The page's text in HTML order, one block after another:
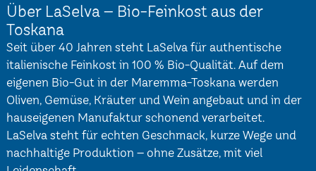
Über LaSelva – Bio-Feinkost aus der
Toskana
Seit über 40 Jahren steht LaSelva für authentische
italienische Feinkost in 100 % Bio-Qualität. Auf dem
eigenen Bio-Gut in der Maremma-Toskana werden
Oliven, Gemüse, Kräuter und Wein angebaut und in der
hauseigenen Manufaktur schonend verarbeitet.
LaSelva steht für echten Geschmack, kurze Wege und
nachhaltige Produktion – ohne Zusätze, mit viel